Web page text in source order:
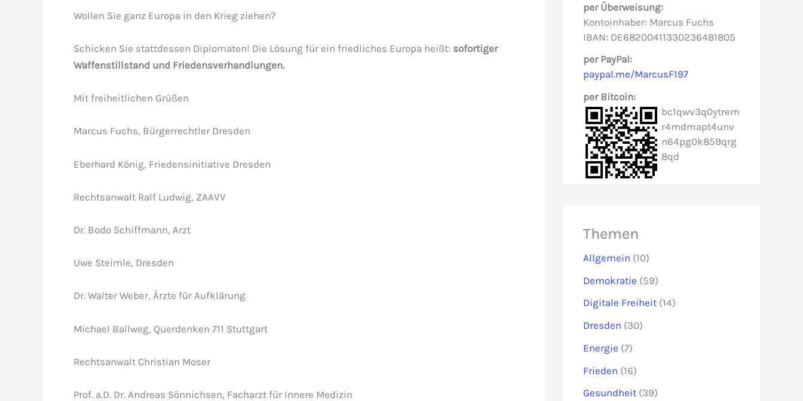
Wollen Sie ganz Europa in den Krieg ziehen?
Schicken Sie stattdessen Diplomaten! Die Lösung für ein friedliches Europa heißt: sofortiger
Waffenstillstand und Friedensverhandlungen.
Mit freiheitlichen Grüßen
Marcus Fuchs, Bürgerrechtler Dresden
Eberhard König, Friedensinitiative Dresden
Rechtsanwalt Ralf Ludwig, ZAAVV
Dr. Bodo Schiffmann, Arzt
Uwe Steimle, Dresden
Dr. Walter Weber, Ärzte für Aufklärung
Michael Ballweg, Querdenken 711 Stuttgart
Rechtsanwalt Christian Moser
Prof. a.D. Dr. Andreas Sönnichsen, Facharzt für Innere Medizin
a
c
h
:
per Überweisung:
Kontoinhaber: Marcus Fuchs
IBAN: DE68200411330236481805
per PayPal:
paypal.me/MarcusF197
per Bitcoin:
bc1qwv3q0ytrem
r4mdmapt4unv
n64pg0k859qrg
8qd
Themen
Allgemein (10)
Demokratie (59)
Digitale Freiheit (14)
Dresden (30)
Energie (7)
Frieden (16)
Gesundheit (39)